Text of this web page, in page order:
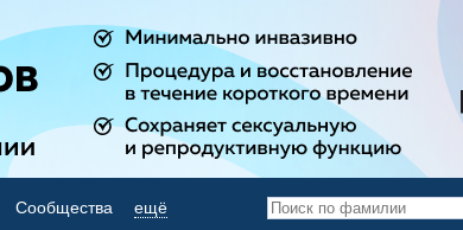
Сообщества ещё